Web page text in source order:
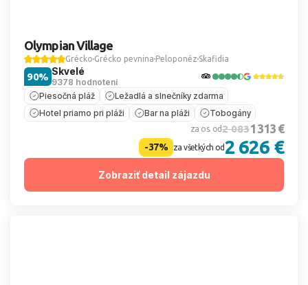
Olympian Village
Grécko Grécko pevnina Peloponéz Skafidia
Skvelé
9378 hodnotení
90%
Piesočná pláž
Ležadlá a slnečníky zdarma
Hotel priamo pri pláži
Bar na pláži Tobogány
za os. od2 0831 313 €
-37% za všetkých od2 626 €
Zobraziť detail zájazdu